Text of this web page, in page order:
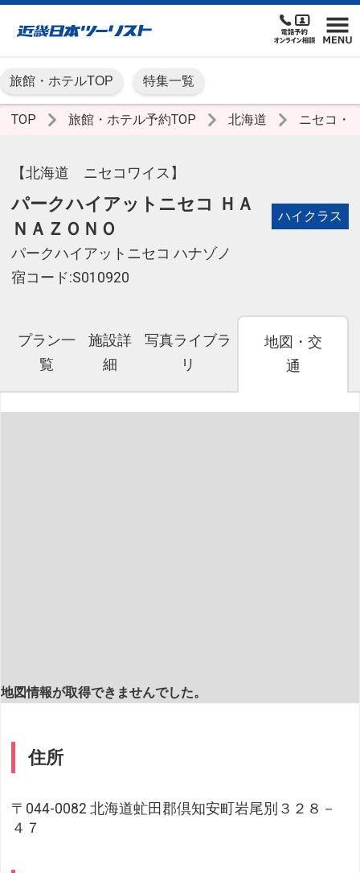
旅館・ホテルTOP 特集一覧
TOP 旅館・ホテル予約TOP 北海道 ニセコ・
【北海道 ニセコワイス】
パークハイアットニセコ ＨＡ
ＮＡＺＯＮＯ
ハイクラス
パークハイアットニセコ ハナゾノ
宿コード:S010920
プラン一
覧
施設詳
細
写真ライブラ
リ
地図・交
通
地図情報が取得できませんでした。
住所
〒044-0082 北海道虻田郡倶知安町岩尾別３２８－
４７